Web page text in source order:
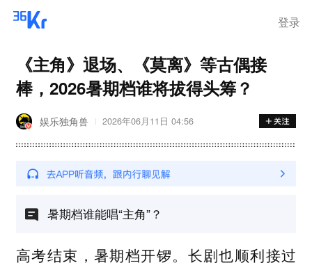
登录
《主角》退场、《莫离》等古偶接
棒，2026暑期档谁将拔得头筹？
娱乐独角兽 2026年06月11日 04:56
暑期档谁能唱“主角”？
高考结束，暑期档开锣。长剧也顺利接过